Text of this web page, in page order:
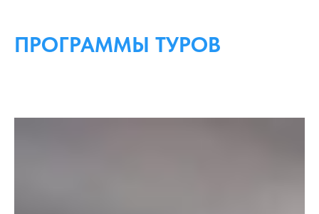
ПРОГРАММЫ ТУРОВ